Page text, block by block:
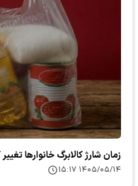
زمان شارژ کالابرگ خانوارها تغییر
۱۴۰۵/۰۵/۱۴ ۱۵:۱۷